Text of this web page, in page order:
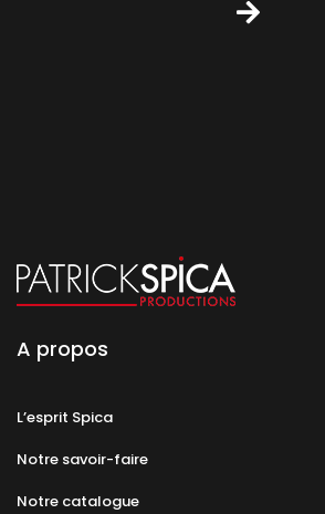
A propos
L’esprit Spica
Notre savoir-faire
Notre catalogue